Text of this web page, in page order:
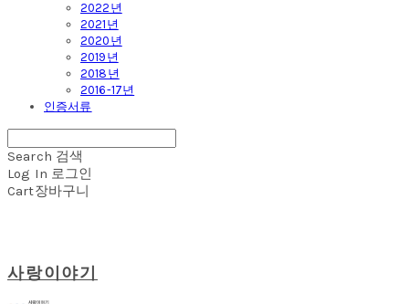
2022년
2021년
2020년
2019년
2018년
2016-17년
인증서류
Search 검색
Log In 로그인
Cart장바구니
사랑이야기